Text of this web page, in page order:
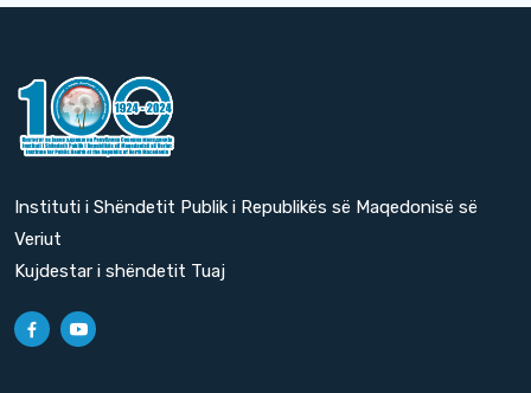
Instituti i Shëndetit Publik i Republikës së Maqedonisë së
Veriut
Kujdestar i shëndetit Tuaj